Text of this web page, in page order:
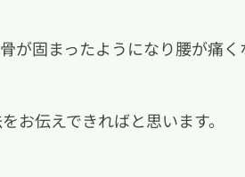
が固まったようになり腰が痛く
お伝えできればと思います。